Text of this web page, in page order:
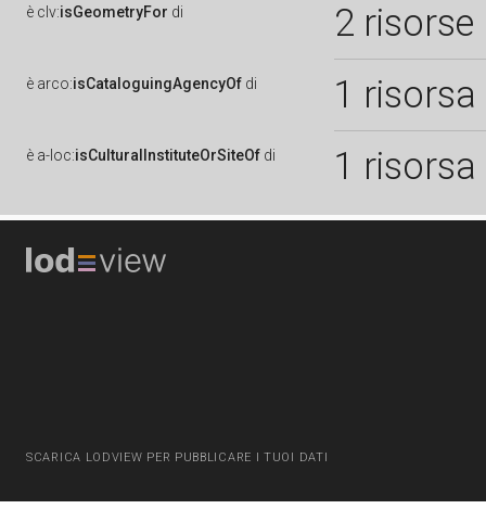
è clv:isGeometryFor di 2 risorse
è arco:isCataloguingAgencyOf di 1 risorsa
è a-loc:isCulturalInstituteOrSiteOf di 1 risorsa
SCARICA LODVIEW PER PUBBLICARE I TUOI DATI